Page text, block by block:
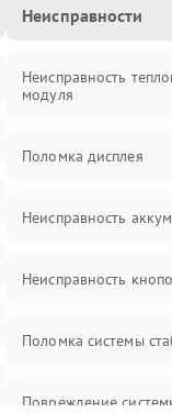
Неисправности
Неисправность
модуля
Поломка дисплея
Неисправность
Неисправность
Поломка системы
Повреждение